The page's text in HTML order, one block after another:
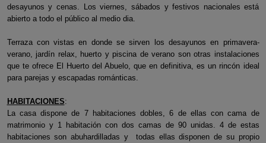
desayunos y cenas. Los viernes, sábados y festivos nacionales está
abierto a todo el público al medio dia.
Terraza con vistas en donde se sirven los desayunos en primavera-
verano, jardín relax, huerto y piscina de verano son otras instalaciones
que te ofrece El Huerto del Abuelo, que en definitiva, es un rincón ideal
para parejas y escapadas románticas.
HABITACIONES:
La casa dispone de 7 habitaciones dobles, 6 de ellas con cama de
matrimonio y 1 habitación con dos camas de 90 unidas. 4 de estas
habitaciones son abuhardilladas y todas ellas disponen de su propio